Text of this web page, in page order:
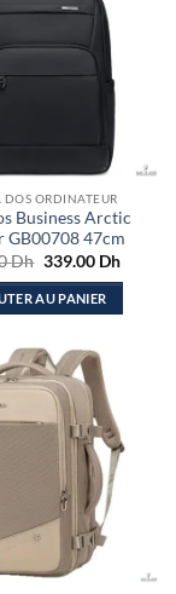
DOS ORDINATEUR
Business Arctic
GB00708 47cm
Dh Le
initial
était :
339.00 DhLe
actuel
AU PANIER